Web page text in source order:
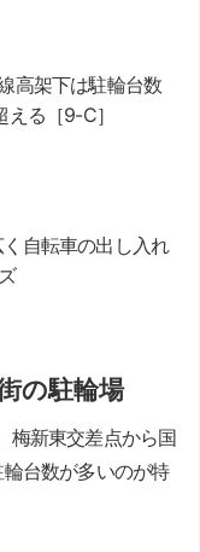
架下は駐輪台数
える［9-C］
自転車の出し入れ
の駐輪場
梅新東交差点から国
台数が多いのが特